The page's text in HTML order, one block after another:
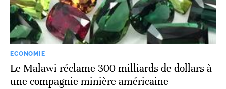
ECONOMIE
Le Malawi réclame 300 milliards de dollars à
une compagnie minière américaine